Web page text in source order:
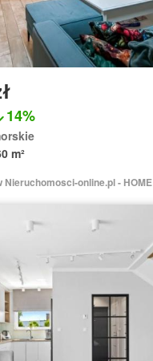
14%
m²
Nieruchomosci-online.pl - HOME